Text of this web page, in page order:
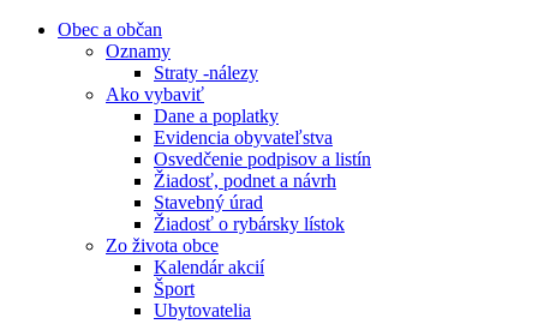
Obec a občan
Oznamy
Straty -nálezy
Ako vybaviť
Dane a poplatky
Evidencia obyvateľstva
Osvedčenie podpisov a listín
Žiadosť, podnet a návrh
Stavebný úrad
Žiadosť o rybársky lístok
Zo života obce
Kalendár akcií
Šport
Ubytovatelia